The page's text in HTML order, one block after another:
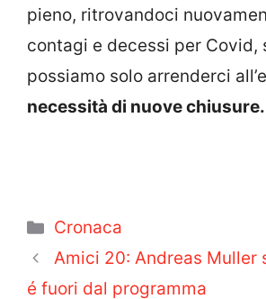
pieno, ritrovandoci
contagi e decessi per Covid,
possiamo solo arrenderci
necessità di nuove chiusure.
Categorie
Cronaca
Amici 20: Andreas Muller
é fuori dal programma